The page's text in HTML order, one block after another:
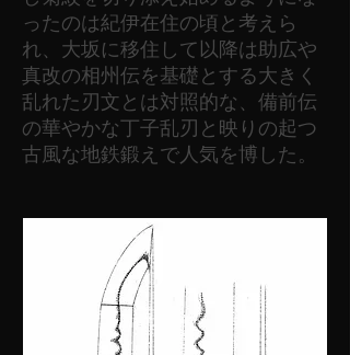
ったのは紀伊在住の頃と考えら
れ、大坂に移住して以降は助広や
真改の相州伝を基礎とする大きく
乱れた刃文とは対照的な、備前伝
の華やかな丁子乱刃と映りの起つ
古風な地鉄鍛えで人気を博した。